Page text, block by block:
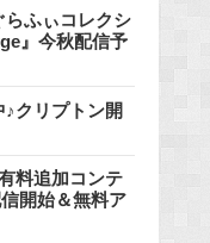
らふぃコレクシ
』今秋配信予
クリプトン開
料追加コンテ
開始＆無料ア